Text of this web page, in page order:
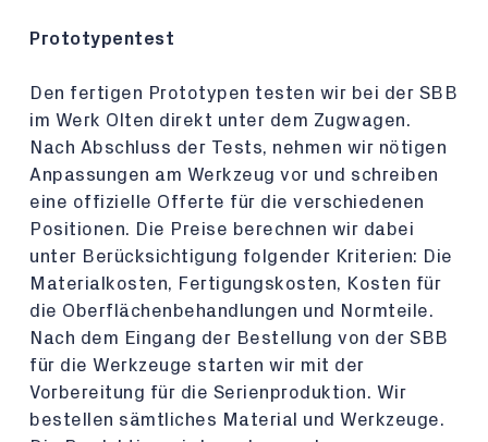
Prototypentest
Den fertigen Prototypen testen wir bei der SBB
im Werk Olten direkt unter dem Zugwagen.
Nach Abschluss der Tests, nehmen wir nötigen
Anpassungen am Werkzeug vor und schreiben
eine offizielle Offerte für die verschiedenen
Positionen. Die Preise berechnen wir dabei
unter Berücksichtigung folgender Kriterien: Die
Materialkosten, Fertigungskosten, Kosten für
die Oberflächenbehandlungen und Normteile.
Nach dem Eingang der Bestellung von der SBB
für die Werkzeuge starten wir mit der
Vorbereitung für die Serienproduktion. Wir
bestellen sämtliches Material und Werkzeuge.